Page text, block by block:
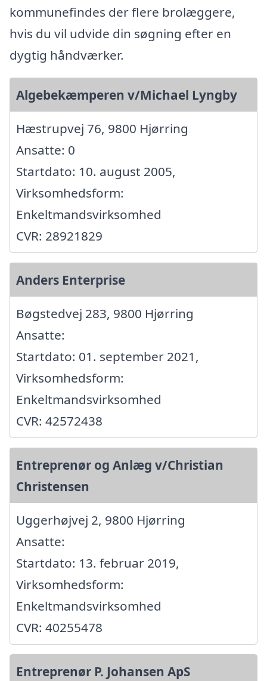
kommunefindes der flere brolæggere,
hvis du vil udvide din søgning efter en
dygtig håndværker.
Algebekæmperen v/Michael Lyngby
Hæstrupvej 76, 9800 Hjørring
Ansatte: 0
Startdato: 10. august 2005,
Virksomhedsform:
Enkeltmandsvirksomhed
CVR: 28921829
Anders Enterprise
Bøgstedvej 283, 9800 Hjørring
Ansatte:
Startdato: 01. september 2021,
Virksomhedsform:
Enkeltmandsvirksomhed
CVR: 42572438
Entreprenør og Anlæg v/Christian
Christensen
Uggerhøjvej 2, 9800 Hjørring
Ansatte:
Startdato: 13. februar 2019,
Virksomhedsform:
Enkeltmandsvirksomhed
CVR: 40255478
Entreprenør P. Johansen ApS